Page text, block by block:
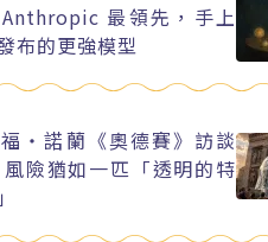
最領先，手上
布的更強模型
・諾蘭《奧德賽》訪談
險猶如一匹「透明的特